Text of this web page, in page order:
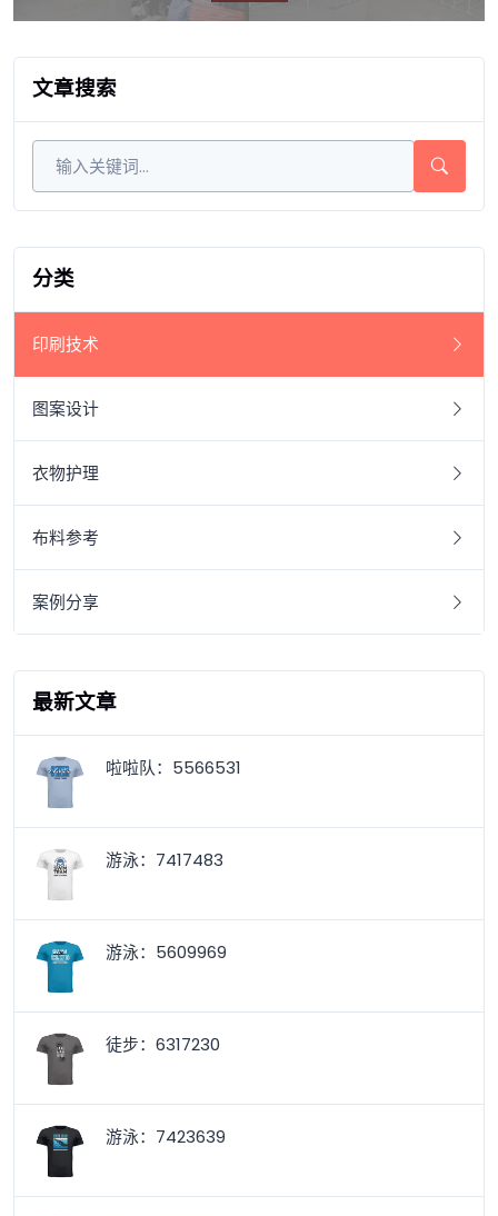
文章搜索
分类
印刷技术
图案设计
衣物护理
布料参考
案例分享
最新文章
啦啦队：5566531
游泳：7417483
游泳：5609969
徒步：6317230
游泳：7423639